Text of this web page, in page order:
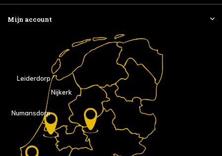
Mijn account
Nijkerk
Numansdorp
Leiderdorp